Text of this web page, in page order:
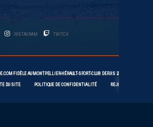
INSTAGRAM TWITCH
FIDÈLE AUMONTPELLIER-HÉRAULT-SPORT-CLUB DEPUIS 2007
DU SITE POLITIQUE DE CONFIDENTIALITÉ REJOIGNEZ-NOUS !